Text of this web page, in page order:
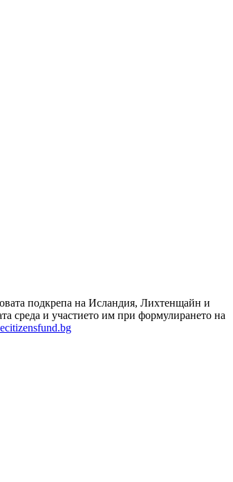
подкрепа на Исландия, Лихтенщайн и
среда и участието им при формулирането на